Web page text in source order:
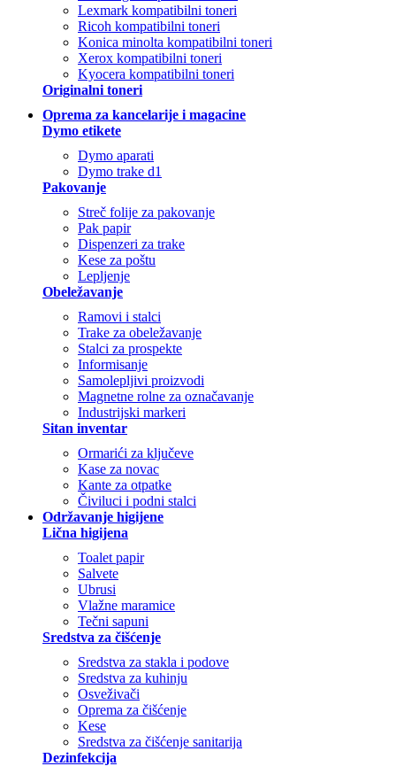
Lexmark kompatibilni toneri
Ricoh kompatibilni toneri
Konica minolta kompatibilni toneri
Xerox kompatibilni toneri
Kyocera kompatibilni toneri
Originalni toneri
Oprema za kancelarije i magacine
Dymo etikete
Dymo aparati
Dymo trake d1
Pakovanje
Streč folije za pakovanje
Pak papir
Dispenzeri za trake
Kese za poštu
Lepljenje
Obeležavanje
Ramovi i stalci
Trake za obeležavanje
Stalci za prospekte
Informisanje
Samolepljivi proizvodi
Magnetne rolne za označavanje
Industrijski markeri
Sitan inventar
Ormarići za ključeve
Kase za novac
Kante za otpatke
Čiviluci i podni stalci
Održavanje higijene
Lična higijena
Toalet papir
Salvete
Ubrusi
Vlažne maramice
Tečni sapuni
Sredstva za čišćenje
Sredstva za stakla i podove
Sredstva za kuhinju
Osveživači
Oprema za čišćenje
Kese
Sredstva za čišćenje sanitarija
Dezinfekcija